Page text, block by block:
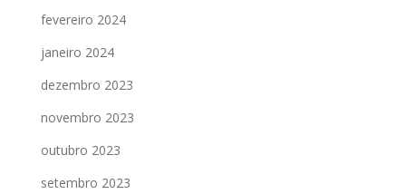
fevereiro 2024
janeiro 2024
dezembro 2023
novembro 2023
outubro 2023
setembro 2023